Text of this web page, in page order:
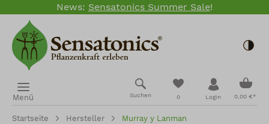
Zum Hauptinhalt springen
News: Sensatonics Summer Sale!
Menü Suchen 0
Du hast 0
Login 0,00 €*
Startseite Hersteller Murray y Lanman